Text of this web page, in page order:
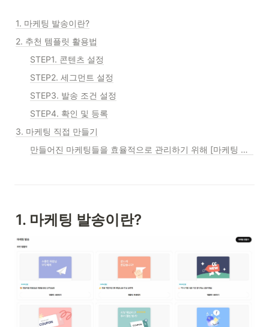
1. 마케팅 발송이란?
2. 추천 템플릿 활용법
STEP1. 콘텐츠 설정
STEP2. 세그먼트 설정
STEP3. 발송 조건 설정
STEP4. 확인 및 등록
3. 마케팅 직접 만들기
만들어진 마케팅들을 효율적으로 관리하기 위해 [마케팅 현황]에서 확인해보세요.
1. 마케팅 발송이란?